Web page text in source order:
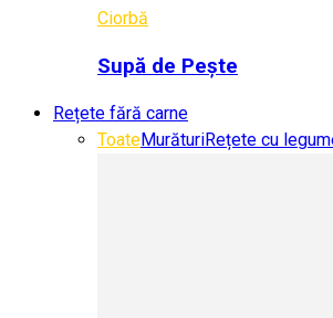
Ciorbă
Supă de Pește
Rețete fără carne
ToateMurăturiRețete cu